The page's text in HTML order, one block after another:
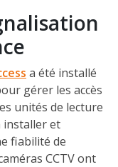
a été installé
gérer les accès
unités de lecture
installer et
fiabilité de
CCTV ont